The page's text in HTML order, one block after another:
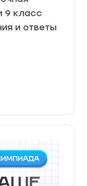
9 класс
и ответы